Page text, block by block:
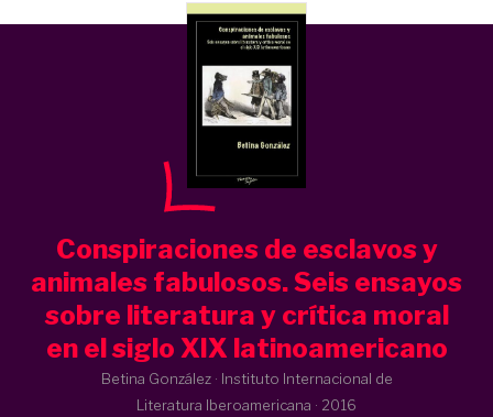
Conspiraciones de esclavos y
animales fabulosos. Seis ensayos
sobre literatura y crítica moral
en el siglo XIX latinoamericano
Betina González · Instituto Internacional de
Literatura Iberoamericana · 2016